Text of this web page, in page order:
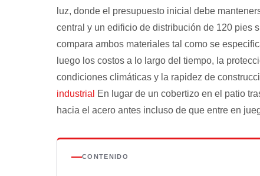
luz, donde el presupuesto inicial debe
central y un edificio de distribución de 120 pies
compara ambos materiales tal como se
luego los costos a lo largo del tiempo, la
condiciones climáticas y la rapidez de
industrial
En lugar de un cobertizo en el patio
hacia el acero antes incluso de que entre en
CONTENIDO